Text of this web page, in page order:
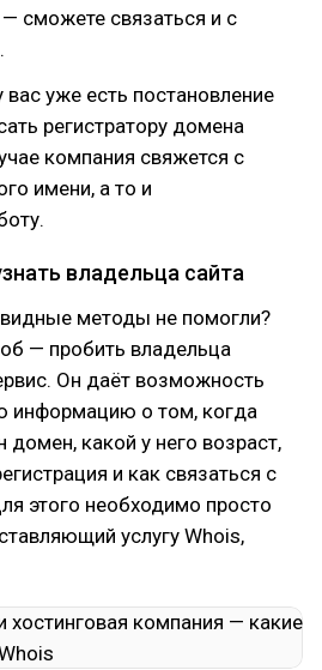
сможете связаться и с
вас уже есть постановление
регистратору домена
компания свяжется с
имени, а то и
владельца сайта
методы не помогли?
— пробить владельца
Он даёт возможность
информацию о том, когда
домен, какой у него возраст,
и как связаться с
этого необходимо просто
услугу Whois,